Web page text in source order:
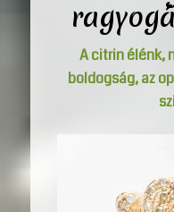
A citrin élénk,
boldogság, az